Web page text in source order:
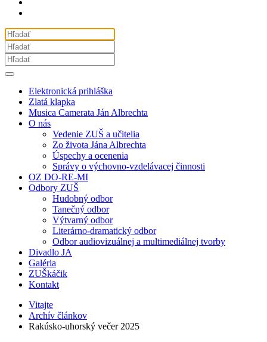
Elektronická prihláška
Zlatá klapka
Musica Camerata Ján Albrechta
O nás
Vedenie ZUŠ a učitelia
Zo života Jána Albrechta
Úspechy a ocenenia
Správy o výchovno-vzdelávacej činnosti
OZ DO-RE-MI
Odbory ZUŠ
Hudobný odbor
Tanečný odbor
Výtvarný odbor
Literárno-dramatický odbor
Odbor audiovizuálnej a multimediálnej tvorby
Divadlo JA
Galéria
ZUŠkáčik
Kontakt
Vitajte
Archív článkov
Rakúsko-uhorský večer 2025